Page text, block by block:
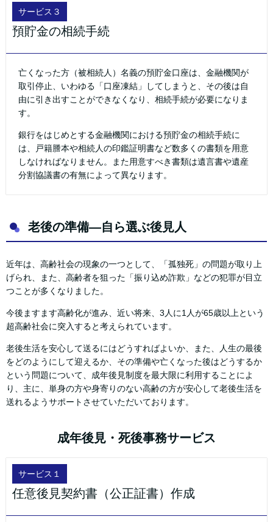
サービス３
預貯金の相続手続
亡くなった方（被相続人）名義の預貯金口座は、金融機関が
取引停止、いわゆる「口座凍結」してしまうと、その後は自
由に引き出すことができなくなり、相続手続が必要になりま
す。
銀行をはじめとする金融機関における預貯金の相続手続に
は、戸籍謄本や相続人の印鑑証明書など数多くの書類を用意
しなければなりません。また用意すべき書類は遺言書や遺産
分割協議書の有無によって異なります。
老後の準備—自ら選ぶ後見人
近年は、高齢社会の現象の一つとして、「孤独死」の問題が取り上
げられ、また、高齢者を狙った「振り込め詐欺」などの犯罪が目立
つことが多くなりました。
今後ますます高齢化が進み、近い将来、3人に1人が65歳以上という
超高齢社会に突入すると考えられています。
老後生活を安心して送るにはどうすればよいか、また、人生の最後
をどのようにして迎えるか、その準備や亡くなった後はどうするか
という問題について、成年後見制度を最大限に利用することによ
り、主に、単身の方や身寄りのない高齢の方が安心して老後生活を
送れるようサポートさせていただいております。
成年後見・死後事務サービス
サービス１
任意後見契約書（公正証書）作成